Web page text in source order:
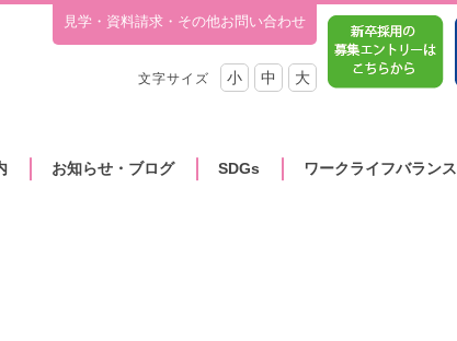
見学・資料請求・その他お問い合わせ
文字サイズ 小 中 大
お知らせ・ブログ SDGs ワークライフバランス